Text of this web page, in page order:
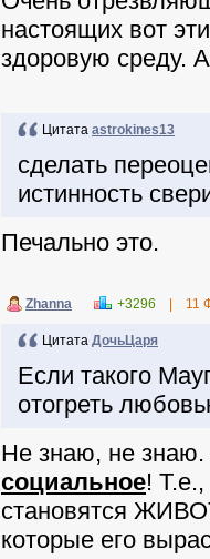
настоящих вот
здоровую среду.
Цитата astrokines13
сделать
истинность
Печально это.
Zhanna +3296 11
Цитата ДочьЦаря
Если такого
отогреть
Не знаю, не знаю.
социальное!
становятся
которые его